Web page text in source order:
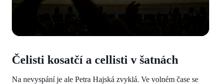
Čelisti kosatčí a cellisti v šatnách
Na nevyspání je ale Petra Hajská zvyklá. Ve volném čase se